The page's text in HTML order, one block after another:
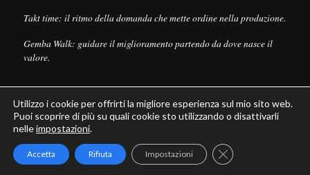
Takt time: il ritmo della domanda che mette ordine nella produzione.
Gemba Walk: guidare il miglioramento partendo da dove nasce il
valore.
© Copyright - Leanpull - Inbound Marketing byMaria Cristina Pizzato
Utilizzo i cookie per offrirti la migliore esperienza sul mio sito web.
Puoi scoprire di più su quali cookie sto utilizzando o disattivarli
nelleimpostazioni.
Accetta Rifiuta Impostazioni Close GDPR